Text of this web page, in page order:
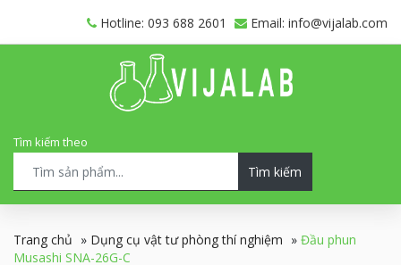
Hotline: 093 688 2601 Email: info@vijalab.com
Tìm kiếm theo
Tìm kiếm
Trang chủ » Dụng cụ vật tư phòng thí nghiệm » Đầu phun
Musashi SNA-26G-C